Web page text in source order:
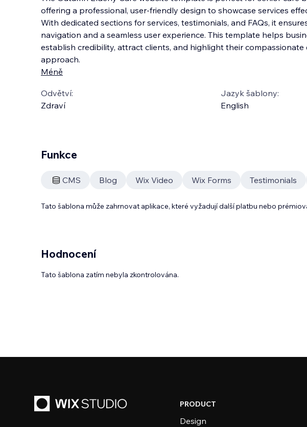
offering a professional, user-friendly design to showcase services
With dedicated sections for services, testimonials, and FAQs, it
navigation and a seamless user experience. This template helps
establish credibility, attract clients, and highlight their compassionate
approach.
Méně
Odvětví:
Zdraví
Jazyk šablony:
English
Funkce
CMS Blog Wix Video Wix Forms Testimonials
Tato šablona může zahrnovat aplikace, které vyžadují další platbu nebo
Hodnocení
Tato šablona zatím nebyla zkontrolována.
PRODUCT
Design